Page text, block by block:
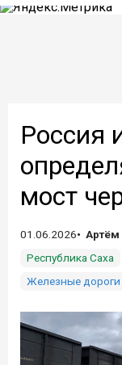
Россия
мост
01.06.2026
Артём
Республика Саха
Железные дороги